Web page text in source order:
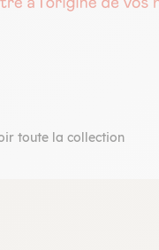
toute la collection